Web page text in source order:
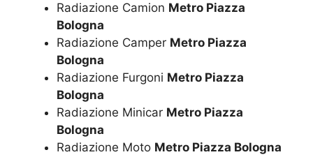
Radiazione Camion Metro Piazza
Bologna
Radiazione Camper Metro Piazza
Bologna
Radiazione Furgoni Metro Piazza
Bologna
Radiazione Minicar Metro Piazza
Bologna
Radiazione Moto Metro Piazza Bologna